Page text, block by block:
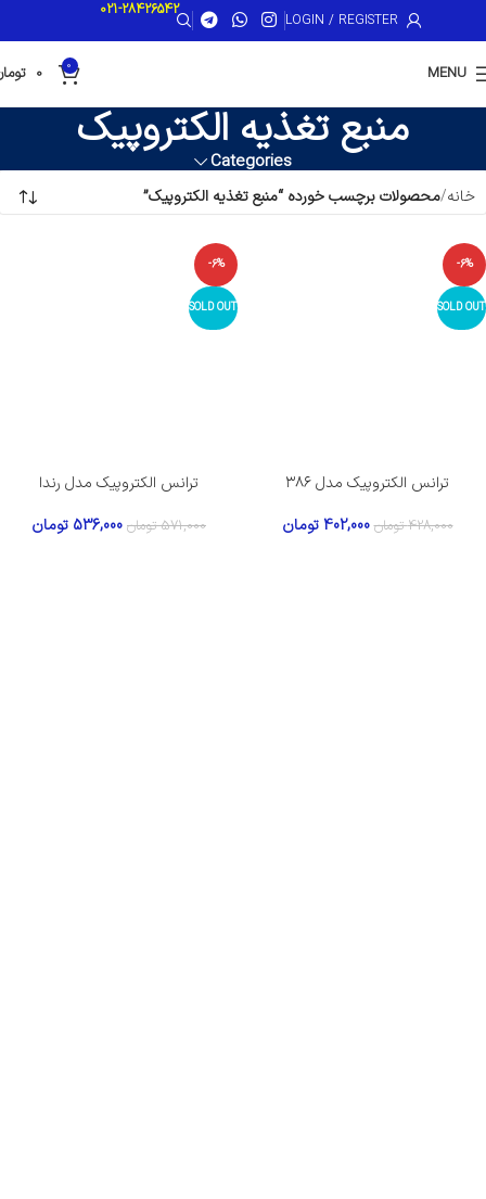
LOGIN / REGISTER
021-28426542
MENU
0
0
منبع تغذیه الکتروپیک
Categories
خانه محصولات برچسب خورده “منبع تغذیه الکتروپیک”
-6%
SOLD OUT
ترانس الکتروپیک مدل ۳۸۶
428,000 تومان 402,000 تومان
-6%
SOLD OUT
ترانس الکتروپیک مدل رندا
571,000 تومان 536,000 تومان